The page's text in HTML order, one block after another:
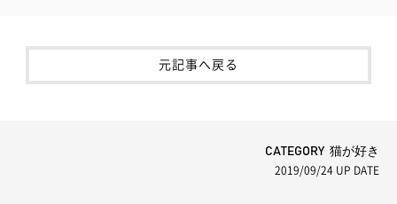
元記事へ戻る
CATEGORY 猫が好き
2019/09/24 UP DATE